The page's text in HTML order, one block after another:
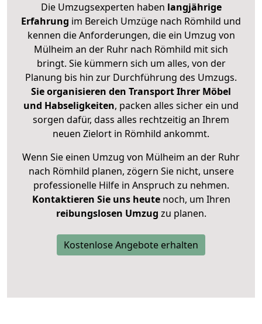
Die Umzugsexperten haben langjährige
Erfahrung im Bereich Umzüge nach Römhild und
kennen die Anforderungen, die ein Umzug von
Mülheim an der Ruhr nach Römhild mit sich
bringt. Sie kümmern sich um alles, von der
Planung bis hin zur Durchführung des Umzugs.
Sie organisieren den Transport Ihrer Möbel
und Habseligkeiten, packen alles sicher ein und
sorgen dafür, dass alles rechtzeitig an Ihrem
neuen Zielort in Römhild ankommt.
Wenn Sie einen Umzug von Mülheim an der Ruhr
nach Römhild planen, zögern Sie nicht, unsere
professionelle Hilfe in Anspruch zu nehmen.
Kontaktieren Sie uns heutenoch, um Ihren
reibungslosen Umzug zu planen.
Kostenlose Angebote erhalten